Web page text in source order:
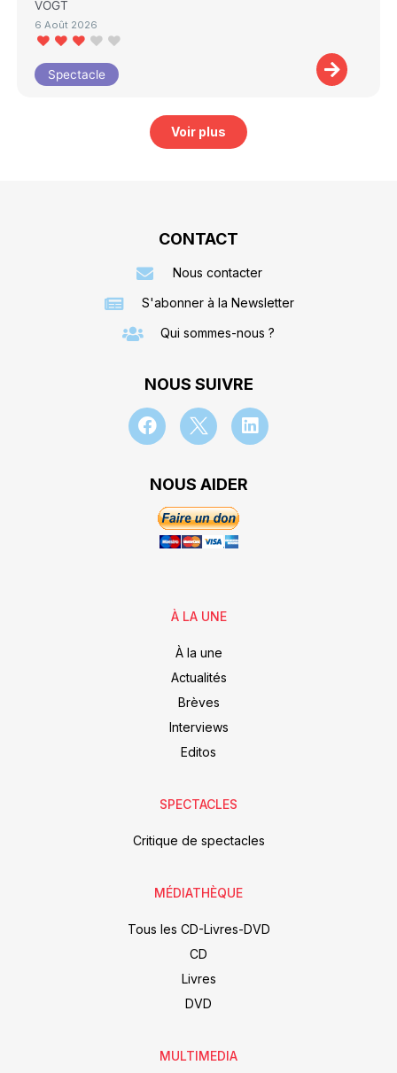
VOGT
6 Août 2026
Spectacle
Voir plus
CONTACT
Nous contacter
S'abonner à la Newsletter
Qui sommes-nous ?
NOUS SUIVRE
NOUS AIDER
À LA UNE
À la une
Actualités
Brèves
Interviews
Editos
SPECTACLES
Critique de spectacles
MÉDIATHÈQUE
Tous les CD-Livres-DVD
CD
Livres
DVD
MULTIMEDIA